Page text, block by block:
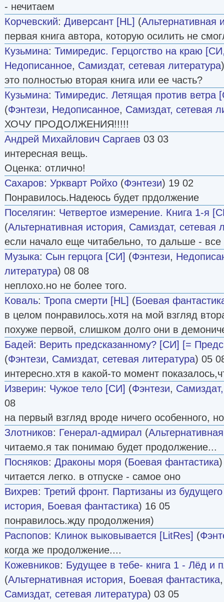
- нечитаем
Корчевский: Диверсант [HL] (Альтернативная
первая книга автора, которую осилить не
Кузьмина: Тимиредис. Герцогство на краю
Недописанное, Самиздат, сетевая литература
это полностью вторая книга или ее часть?
Кузьмина: Тимиредис. Летящая против ветра
(Фэнтези, Недописанное, Самиздат, сетевая
ХОЧУ ПРОДОЛЖЕНИЯ!!!!!
Андрей Михайлович Саргаев 03 03
интересная вещь.
Оценка: отлично!
Сахаров: Уркварт Ройхо (Фэнтези) 19 02
Понравилось.Надеюсь будет прдолжение
Поселягин: Четвертое измерение. Книга 1-я
(Альтернативная история, Самиздат, сетевая
если начало еще читабельно, то дальше - все
Музыка: Сын герцога [СИ] (Фэнтези,
литература) 08 08
неплохо.но не более того.
Коваль: Тропа смерти [HL] (Боевая
в целом понравилось.хотя на мой взгляд
похуже первой, слишком долго они в
Бадей: Верить предсказанному? [СИ] [=
(Фэнтези, Самиздат, сетевая литература) 05
интересно.хтя в какой-то момент
Изверин: Чужое тело [СИ] (Фэнтези,
08
на первый взгляд вроде ничего особенного, но
Злотников: Генерал-адмирал (
читаемо.я так понимаю будет продолжение...
Посняков: Драконы моря (Боевая фантастика
читается легко. в отпуске - самое оно
Вихрев: Третий фронт. Партизаны из будущего
история, Боевая фантастика) 16 05
понравилось.жду продолжения)
Распопов: Клинок выковывается [LitRes] (
когда же продолжение....
Кожевников: Будущее в тебе- книга 1 - Лёд и
(Альтернативная история, Боевая фантастика
Самиздат, сетевая литература) 03 05